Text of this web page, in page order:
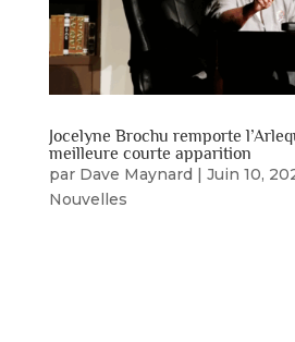
Jocelyne Brochu remporte
meilleure courte apparition
par Dave Maynard Juin 10,
Nouvelles